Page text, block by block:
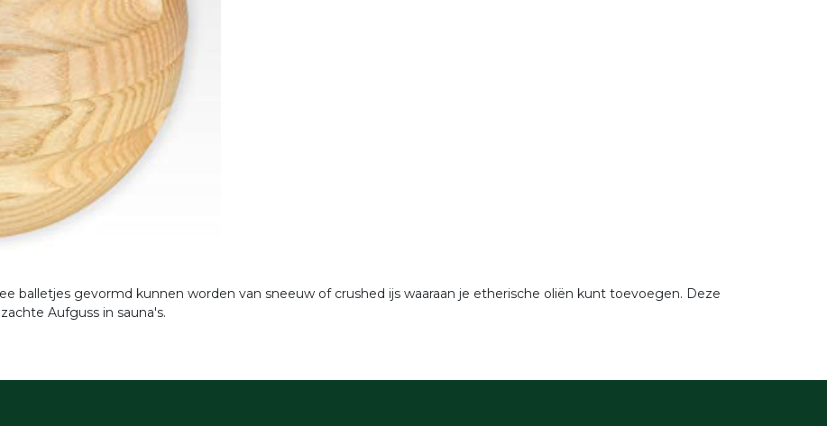
balletjes gevormd kunnen worden van sneeuw of crushed ijs waaraan je etherische oliën kunt toevoegen. Deze
Aufguss in sauna's.